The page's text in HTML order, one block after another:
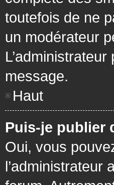
toutefois de ne
un modérateur
message.
Haut
Puis-je publier
Oui, vous
l’administrateur